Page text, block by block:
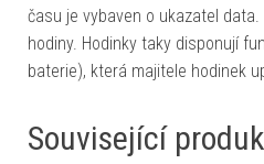
času je vybaven o ukazatel data.
hodiny. Hodinky taky disponují
baterie), která majitele hodinek
Související